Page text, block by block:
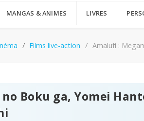
MANGAS & ANIMES LIVRES
Films live-action Amalufi :
Boku ga, Yomei